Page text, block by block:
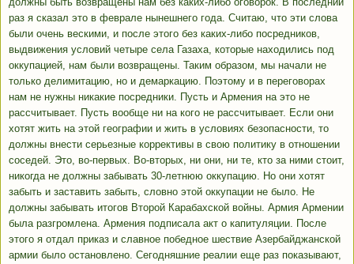
раз я сказал это в феврале нынешнего года. Считаю, что эти слова
были очень вескими, и после этого без каких-либо посредников,
выдвижения условий четыре села Газаха, которые находились под
оккупацией, нам были возвращены. Таким образом, мы начали не
только делимитацию, но и демаркацию. Поэтому и в переговорах
нам не нужны никакие посредники. Пусть и Армения на это не
рассчитывает. Пусть вообще ни на кого не рассчитывает. Если они
хотят жить на этой географии и жить в условиях безопасности, то
должны внести серьезные коррективы в свою политику в отношении
соседей. Это, во-первых. Во-вторых, ни они, ни те, кто за ними стоит,
никогда не должны забывать 30-летнюю оккупацию. Но они хотят
забыть и заставить забыть, словно этой оккупации не было. Не
должны забывать итогов Второй Карабахской войны. Армия Армении
была разгромлена. Армения подписала акт о капитуляции. После
этого я отдал приказ и славное победное шествие Азербайджанской
армии было остановлено. Сегодняшние реалии еще раз показывают,